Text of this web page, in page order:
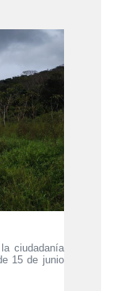
ciudadanía
15 de junio